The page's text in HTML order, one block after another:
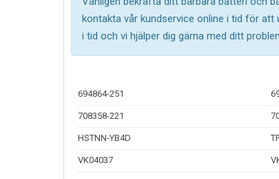
kontakta vår kundservice online i tid för att
i tid och vi hjälper dig gärna med ditt
694864-251
708358-221
HSTNN-YB4D
VK04037